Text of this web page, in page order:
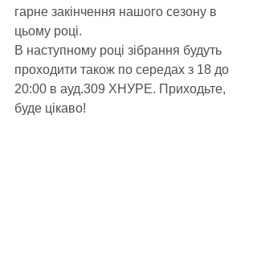
гарне закінчення нашого сезону в
цьому році.
В наступному році зібрання будуть
проходити також по середах з 18 до
20:00 в ауд.309 ХНУРЕ. Приходьте,
буде цікаво!